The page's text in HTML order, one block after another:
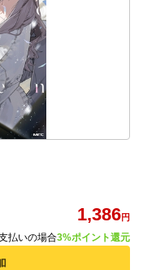
1,386円
払いの場合3%ポイント還元